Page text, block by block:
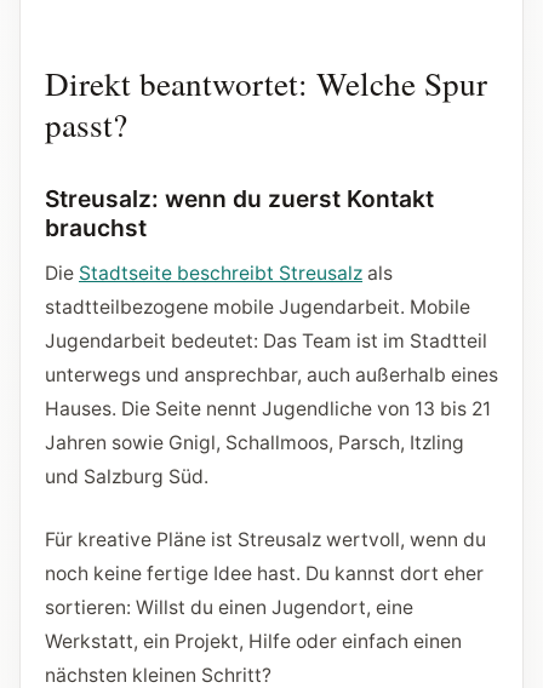
Direkt beantwortet: Welche Spur
passt?
Streusalz: wenn du zuerst Kontakt
brauchst
Die Stadtseite beschreibt Streusalz als
stadtteilbezogene mobile Jugendarbeit. Mobile
Jugendarbeit bedeutet: Das Team ist im Stadtteil
unterwegs und ansprechbar, auch außerhalb eines
Hauses. Die Seite nennt Jugendliche von 13 bis 21
Jahren sowie Gnigl, Schallmoos, Parsch, Itzling
und Salzburg Süd.
Für kreative Pläne ist Streusalz wertvoll, wenn du
noch keine fertige Idee hast. Du kannst dort eher
sortieren: Willst du einen Jugendort, eine
Werkstatt, ein Projekt, Hilfe oder einfach einen
nächsten kleinen Schritt?